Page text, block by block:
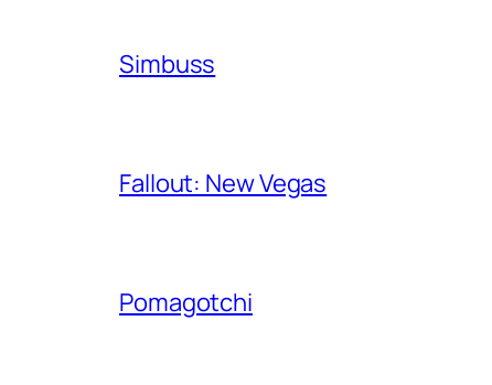
Simbuss
Fallout: New Vegas
Pomagotchi